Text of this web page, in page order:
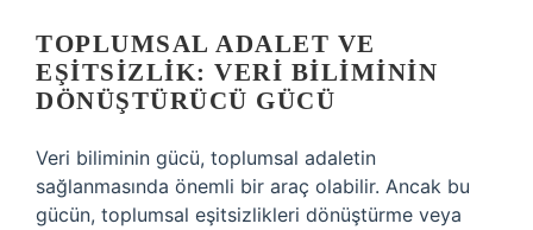
TOPLUMSAL ADALET VE
EŞITSIZLIK: VERI BILIMININ
DÖNÜŞTÜRÜCÜ GÜCÜ
Veri biliminin gücü, toplumsal adaletin
sağlanmasında önemli bir araç olabilir. Ancak bu
gücün, toplumsal eşitsizlikleri dönüştürme veya